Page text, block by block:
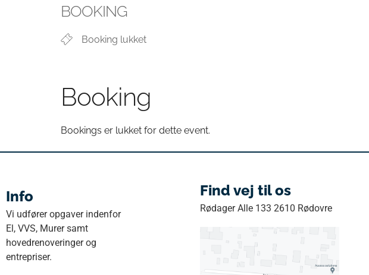
BOOKING
Booking lukket
Booking
Bookings er lukket for dette event.
Info
Vi udfører opgaver indenfor
El, VVS, Murer samt
hovedrenoveringer og
entrepriser.
Find vej til os
Rødager Alle 133 2610 Rødovre